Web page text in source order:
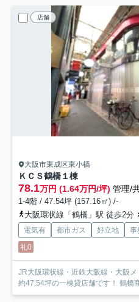
店舗
大阪市東成区東小橋
ＫＣＳ鶴橋１棟
78.1万円 (1.64万円/坪) 管理/
1-4階 / 47.54坪 (157.16㎡) /-
大阪環状線「鶴橋」駅 徒歩2分
電気有 都市ガス 好立地 事
礼0
JR大阪環状線・近鉄大阪線・大阪メ
約47.54坪の一棟貸店舗です！ 鶴橋